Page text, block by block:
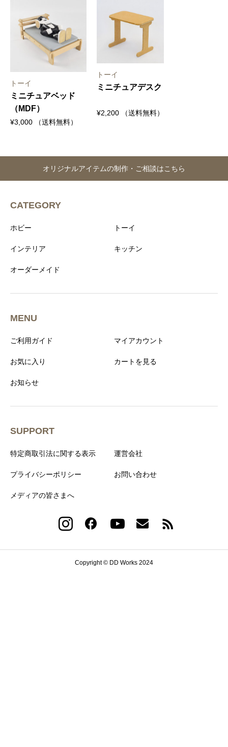
トーイ
ミニチュアベッド
（MDF）
¥3,000 （送料無料）
トーイ
ミニチュアデスク
¥2,200 （送料無料）
オリジナルアイテムの制作・ご相談はこちら
CATEGORY
ホビー トーイ
インテリア キッチン
オーダーメイド
MENU
ご利用ガイド マイアカウント
お気に入り カートを見る
お知らせ
SUPPORT
特定商取引法に関する表示 運営会社
プライバシーポリシー お問い合わせ
メディアの皆さまへ
Copyright © DD Works 2024